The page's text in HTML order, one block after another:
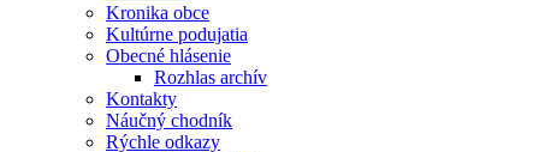
Kronika obce
Kultúrne podujatia
Obecné hlásenie
Rozhlas archív
Kontakty
Náučný chodník
Rýchle odkazy